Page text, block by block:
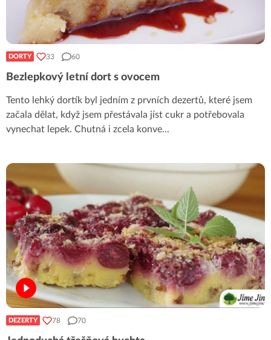
DORTY 33 60
Bezlepkový letní dort s ovocem
Tento lehký dortík byl jedním z prvních dezertů, které jsem
začala dělat, když jsem přestávala jíst cukr a potřebovala
vynechat lepek. Chutná i zcela konve...
DEZERTY 78 70